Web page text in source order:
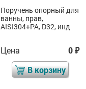
Поручень опорный для
ванны, прав,
AISI304+PA, D32, инд
Цена 0 ₽
В корзину